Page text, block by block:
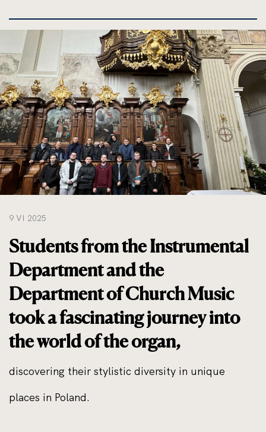
kliknięcie
spowoduje
powiększenie
zdjęcia
do
rozmiarów
oryginalnych
9 VI 2025
Students from the Instrumental
Department and the
Department of Church Music
took a fascinating journey into
the world of the organ,
discovering their stylistic diversity in unique
places in Poland.